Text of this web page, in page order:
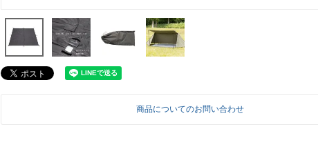
商品についてのお問い合わせ